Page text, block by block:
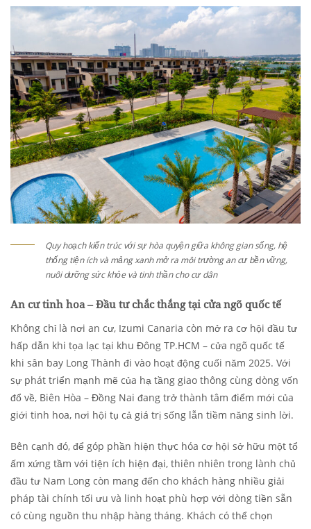
Quy hoạch kiến trúc với sự hòa quyện giữa không gian sống, hệ
thống tiện ích và mảng xanh mở ra môi trường an cư bền vững,
nuôi dưỡng sức khỏe và tinh thần cho cư dân
An cư tinh hoa – Đầu tư chắc thắng tại cửa ngõ quốc tế
Không chỉ là nơi an cư, Izumi Canaria còn mở ra cơ hội đầu tư
hấp dẫn khi tọa lạc tại khu Đông TP.HCM – cửa ngõ quốc tế
khi sân bay Long Thành đi vào hoạt động cuối năm 2025. Với
sự phát triển mạnh mẽ của hạ tầng giao thông cùng dòng vốn
đổ về, Biên Hòa – Đồng Nai đang trở thành tâm điểm mới của
giới tinh hoa, nơi hội tụ cả giá trị sống lẫn tiềm năng sinh lời.
Bên cạnh đó, để góp phần hiện thực hóa cơ hội sở hữu một tổ
ấm xứng tầm với tiện ích hiện đại, thiên nhiên trong lành chủ
đầu tư Nam Long còn mang đến cho khách hàng nhiều giải
pháp tài chính tối ưu và linh hoạt phù hợp với dòng tiền sẵn
có cùng nguồn thu nhập hàng tháng. Khách có thể chọn